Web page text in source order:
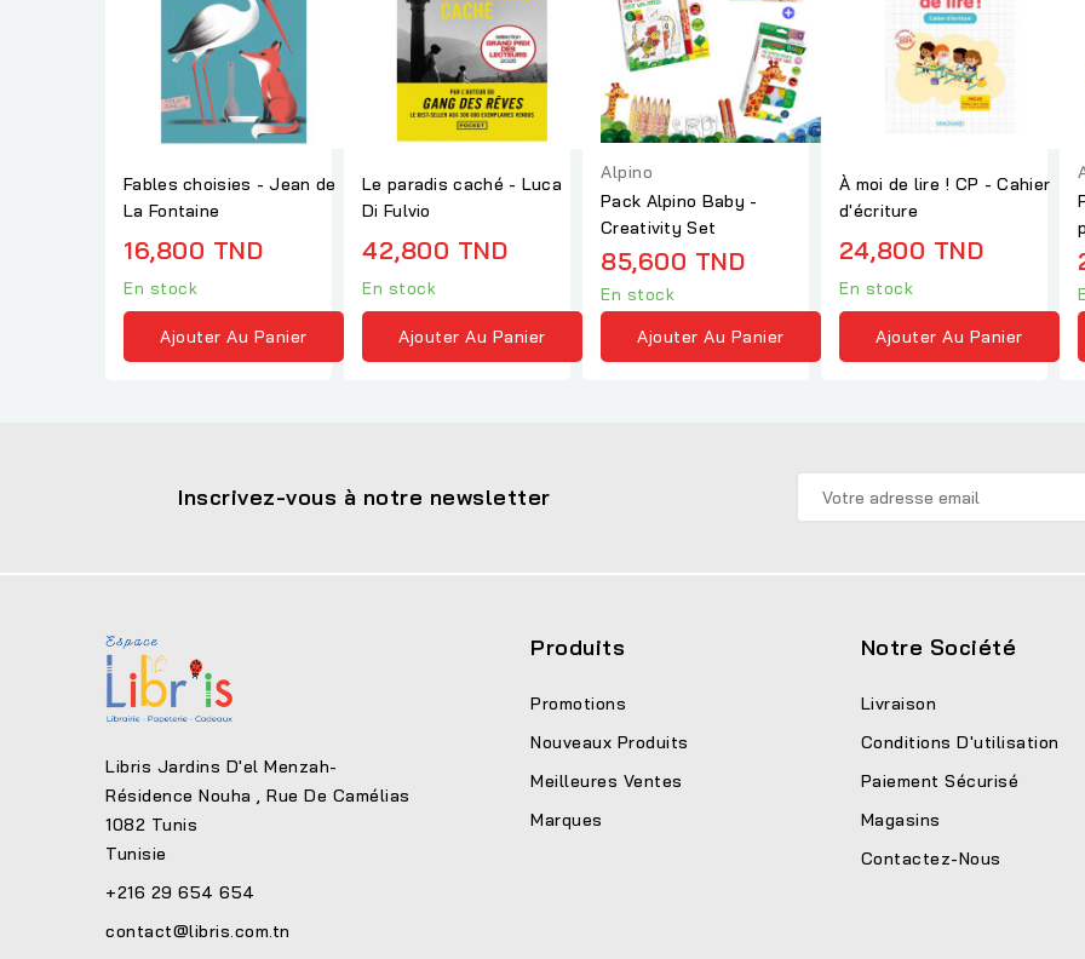
Fables choisies - Jean de
La Fontaine
16,800 TND
En stock
Ajouter Au Panier
Le paradis caché - Luca
Di Fulvio
42,800 TND
En stock
Ajouter Au Panier
Alpino
Pack Alpino Baby -
Creativity Set
85,600 TND
En stock
Ajouter Au Panier
À moi de lire ! CP - Cahier
d'écriture
24,800 TND
En stock
Ajouter Au Panier
Inscrivez-vous à notre newsletter
Libris Jardins D'el Menzah-
Résidence Nouha , Rue De Camélias
1082 Tunis
Tunisie
+216 29 654 654
contact@libris.com.tn
Produits
Promotions
Nouveaux Produits
Meilleures Ventes
Marques
Notre Société
Livraison
Conditions D'utilisation
Paiement Sécurisé
Magasins
Contactez-Nous